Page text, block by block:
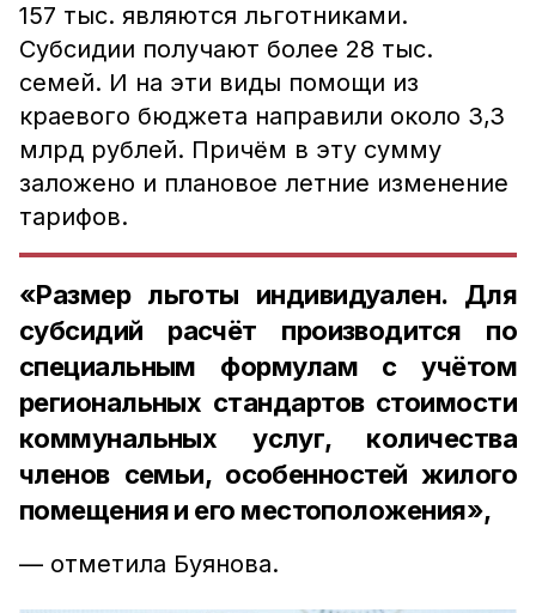
157 тыс. являются льготниками.
Субсидии получают более 28 тыс.
семей. И на эти виды помощи из
краевого бюджета направили около 3,3
млрд рублей. Причём в эту сумму
заложено и плановое летние изменение
тарифов.
«Размер льготы индивидуален. Для
субсидий расчёт производится по
специальным формулам с учётом
региональных стандартов стоимости
коммунальных услуг, количества
членов семьи, особенностей жилого
помещения и его местоположения»,
— отметила Буянова.